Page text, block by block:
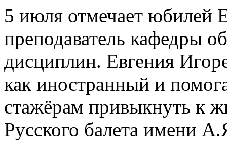
5 июля отмечает юбилей
преподаватель кафедры
дисциплин. Евгения
как иностранный и
стажёрам привыкнуть к
Русского балета имени